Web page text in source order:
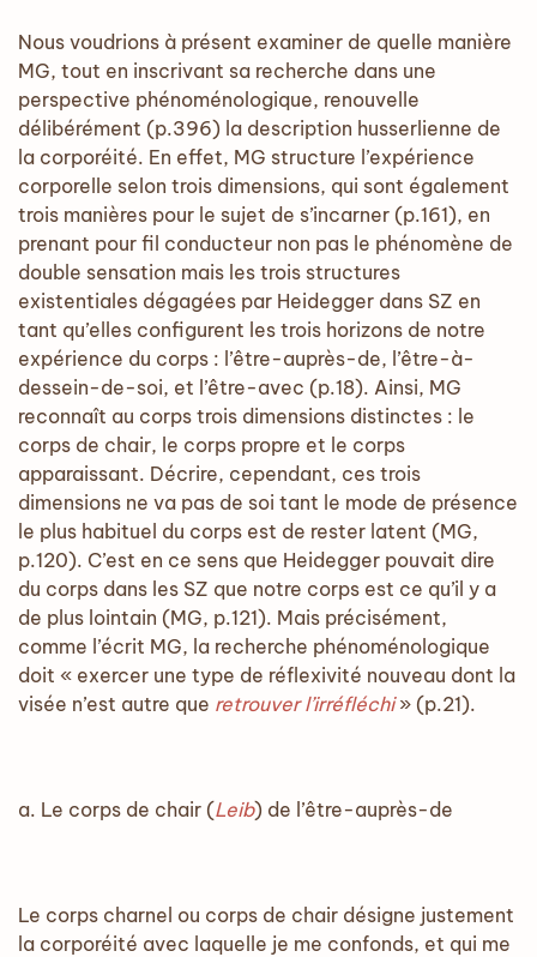
Nous voudrions à présent examiner de quelle manière
MG, tout en inscrivant sa recherche dans une
perspective phénoménologique, renouvelle
délibérément (p.396) la description husserlienne de
la corporéité. En effet, MG structure l’expérience
corporelle selon trois dimensions, qui sont également
trois manières pour le sujet de s’incarner (p.161), en
prenant pour fil conducteur non pas le phénomène de
double sensation mais les trois structures
existentiales dégagées par Heidegger dans SZ en
tant qu’elles configurent les trois horizons de notre
expérience du corps : l’être-auprès-de, l’être-à-
dessein-de-soi, et l’être-avec (p.18). Ainsi, MG
reconnaît au corps trois dimensions distinctes : le
corps de chair, le corps propre et le corps
apparaissant. Décrire, cependant, ces trois
dimensions ne va pas de soi tant le mode de présence
le plus habituel du corps est de rester latent (MG,
p.120). C’est en ce sens que Heidegger pouvait dire
du corps dans les SZ que notre corps est ce qu’il y a
de plus lointain (MG, p.121). Mais précisément,
comme l’écrit MG, la recherche phénoménologique
doit « exercer une type de réflexivité nouveau dont la
visée n’est autre que retrouver l’irréfléchi» (p.21).
a. Le corps de chair (Leib) de l’être-auprès-de
Le corps charnel ou corps de chair désigne justement
la corporéité avec laquelle je me confonds, et qui me